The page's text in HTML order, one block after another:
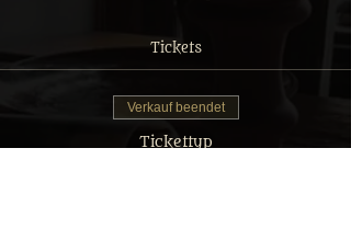
Tickets
Verkauf beendet
Tickettyp